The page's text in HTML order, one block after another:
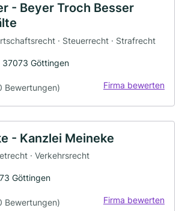
- Beyer Troch Besser
· Steuerrecht · Strafrecht
37073 Göttingen
Bewertungen) Firma bewerten
- Kanzlei Meineke
· Verkehrsrecht
Göttingen
Bewertungen) Firma bewerten